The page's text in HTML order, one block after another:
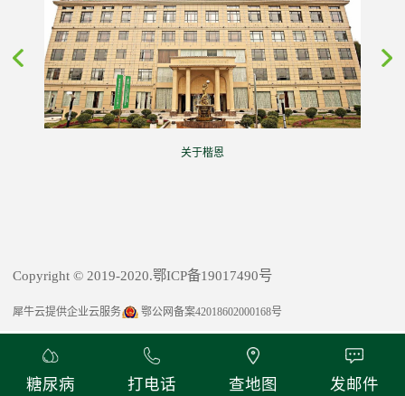
关于楷恩
Copyright © 2019-2020.鄂ICP备19017490号
犀牛云提供企业云服务 鄂公网备案42018602000168号
糖尿病 打电话 查地图 发邮件